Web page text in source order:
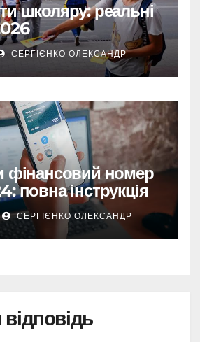
школяру: реальні
СЕРГІЄНКО ОЛЕКСАНДР
фінансовий номер
повна інструкція
СЕРГІЄНКО ОЛЕКСАНДР